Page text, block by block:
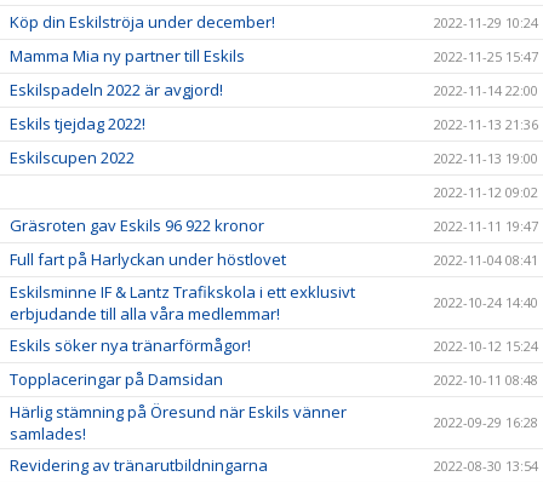
Köp din Eskilströja under december! 2022-11-29 10:24
Mamma Mia ny partner till Eskils 2022-11-25 15:47
Eskilspadeln 2022 är avgjord! 2022-11-14 22:00
Eskils tjejdag 2022! 2022-11-13 21:36
Eskilscupen 2022
2022-11-13 19:00
2022-11-12 09:02
Gräsroten gav Eskils 96 922 kronor 2022-11-11 19:47
Full fart på Harlyckan under höstlovet 2022-11-04 08:41
Eskilsminne IF & Lantz Trafikskola i ett exklusivt
erbjudande till alla våra medlemmar!
2022-10-24 14:40
Eskils söker nya tränarförmågor! 2022-10-12 15:24
Topplaceringar på Damsidan 2022-10-11 08:48
Härlig stämning på Öresund när Eskils vänner
samlades!
2022-09-29 16:28
Revidering av tränarutbildningarna 2022-08-30 13:54